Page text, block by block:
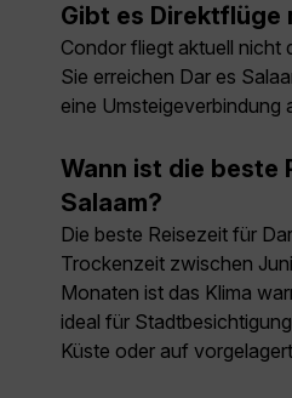
Gibt es Direktflüge
Condor fliegt aktuell nicht
Sie erreichen Dar es
eine Umsteigeverbindung
Wann ist die beste
Salaam?
Die beste Reisezeit für
Trockenzeit zwischen
Monaten ist das Klima
ideal für
Küste oder auf